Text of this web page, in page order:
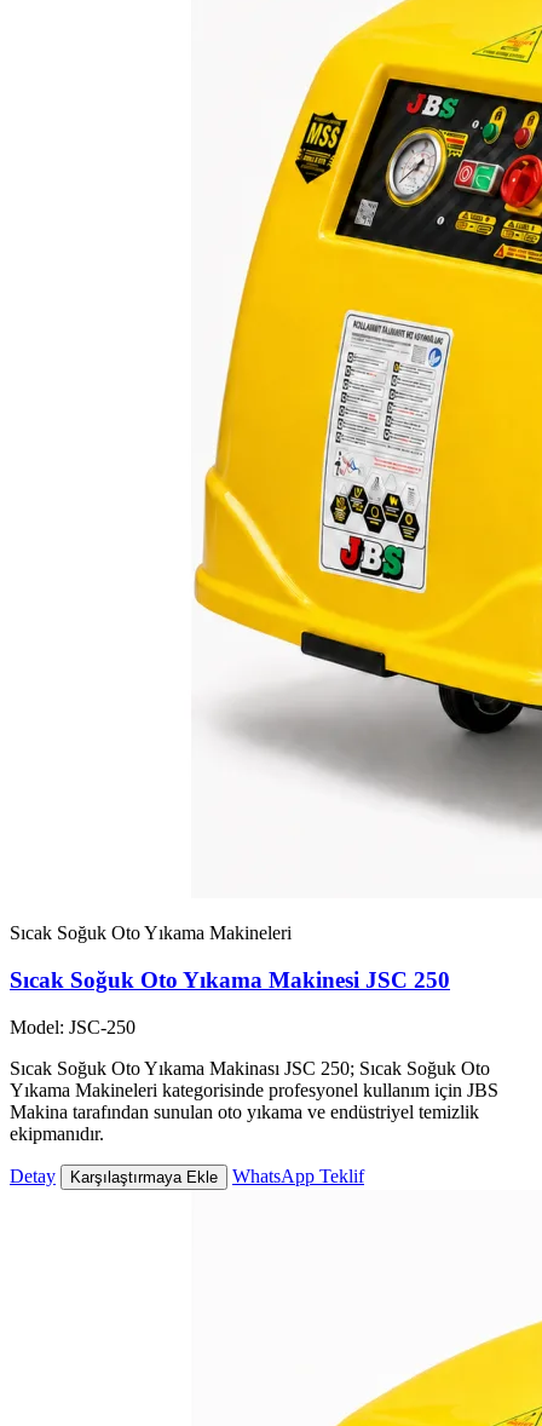
Sıcak Soğuk Oto Yıkama Makineleri
Sıcak Soğuk Oto Yıkama Makinesi JSC 250
Model: JSC-250
Sıcak Soğuk Oto Yıkama Makinası JSC 250; Sıcak Soğuk Oto
Yıkama Makineleri kategorisinde profesyonel kullanım için JBS
Makina tarafından sunulan oto yıkama ve endüstriyel temizlik
ekipmanıdır.
Detay Karşılaştırmaya Ekle WhatsApp Teklif